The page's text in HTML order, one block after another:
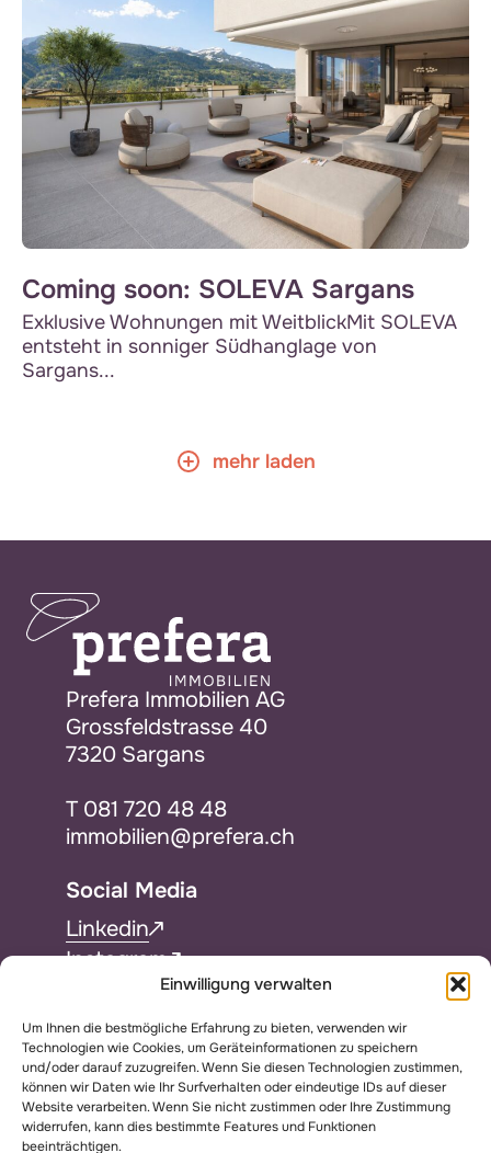
Einwilligung verwalten
Um Ihnen die bestmögliche Erfahrung zu bieten, verwenden wir
Technologien wie Cookies, um Geräteinformationen zu speichern
und/oder darauf zuzugreifen. Wenn Sie diesen Technologien zustimmen,
können wir Daten wie Ihr Surfverhalten oder eindeutige IDs auf dieser
Website verarbeiten. Wenn Sie nicht zustimmen oder Ihre Zustimmung
widerrufen, kann dies bestimmte Features und Funktionen
beeinträchtigen.
Coming soon: SOLEVA Sargans
Exklusive Wohnungen mit WeitblickMit SOLEVA
entsteht in sonniger Südhanglage von
Sargans...
mehr laden
Prefera Immobilien AG
Grossfeldstrasse 40
7320 Sargans
T 081 720 48 48
immobilien@prefera.ch
Social Media
Linkedin
Instagram
Facebook
Services
Downloads
Legal